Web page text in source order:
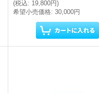
(税込: 19,800円)
希望小売価格: 30,000円